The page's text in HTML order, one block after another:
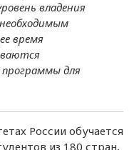
владения
время
для
России обучается
из 180 стран,